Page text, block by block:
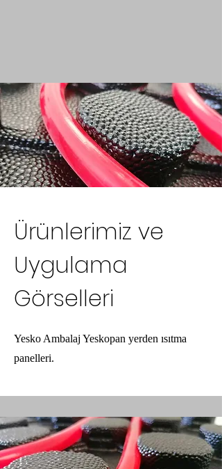
Ürünlerimiz ve
Uygulama
Görselleri
Yesko Ambalaj Yeskopan yerden ısıtma
panelleri.